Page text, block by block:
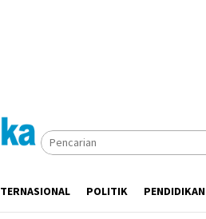
POLITIK PENDIDIKAN